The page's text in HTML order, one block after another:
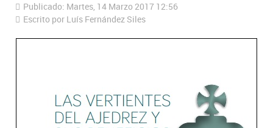
Publicado: Martes, 14 Marzo 2017 12:56
Escrito por Luís Fernández Siles